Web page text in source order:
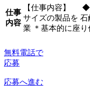
仕事
内容
【仕事内容】 ◆
サイズの製品を
業 ＊基本的に座
無料電話で
応募
応募へ進む